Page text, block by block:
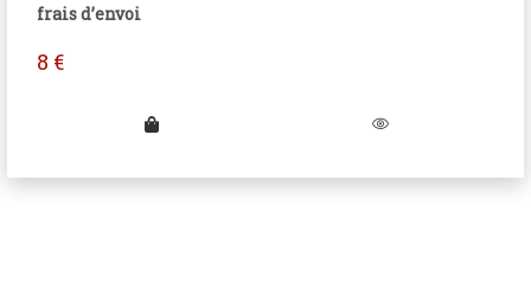
frais d’envoi
8 €